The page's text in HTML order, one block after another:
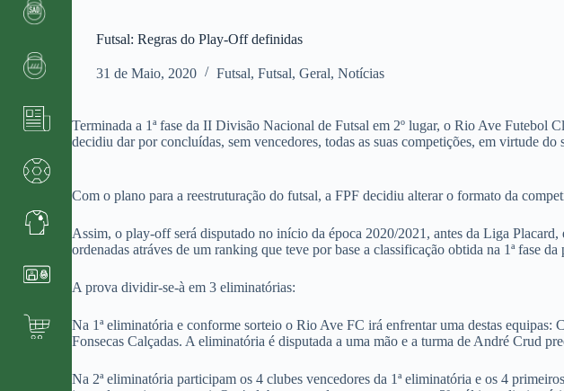
Futsal: Regras do Play-Off definidas
31 de Maio, 2020 Futsal,Futsal,Geral,Notícias
Terminada a 1ª fase da II Divisão Nacional de Futsal em 2º lugar, o Rio Ave Futebol
decidiu dar por concluídas, sem vencedores, todas as suas competições, em virtude
Com o plano para a reestruturação do futsal, a FPF decidiu alterar o formato da
Assim, o play-off será disputado no início da época 2020/2021, antes da Liga
ordenadas atráves de um ranking que teve por base a classificação obtida na 1ª fase
A prova dividir-se-à em 3 eliminatórias:
Na 1ª eliminatória e conforme sorteio o Rio Ave FC irá enfrentar uma destas
Fonsecas Calçadas. A eliminatória é disputada a uma mão e a turma de André Crud
Na 2ª eliminatória participam os 4 clubes vencedores da 1ª eliminatória e os 4